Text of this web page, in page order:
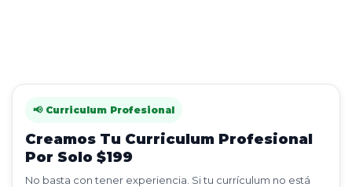
📢 Curriculum Profesional
Creamos Tu Curriculum Profesional
Por Solo $199
No basta con tener experiencia. Si tu currículum no está